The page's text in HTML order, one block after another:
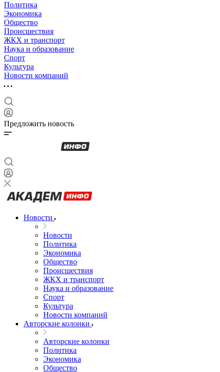
Политика
Экономика
Общество
Происшествия
ЖКХ и транспорт
Наука и образование
Спорт
Культура
Новости компаний
Предложить новость
Новости
Новости
Политика
Экономика
Общество
Происшествия
ЖКХ и транспорт
Наука и образование
Спорт
Культура
Новости компаний
Авторские колонки
Авторские колонки
Политика
Экономика
Общество